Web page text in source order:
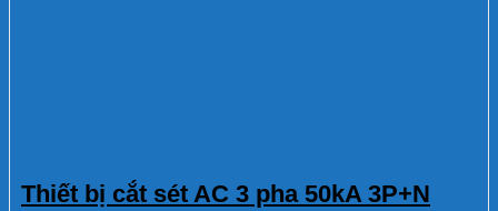
Thiết bị cắt sét AC 3 pha 50kA 3P+N